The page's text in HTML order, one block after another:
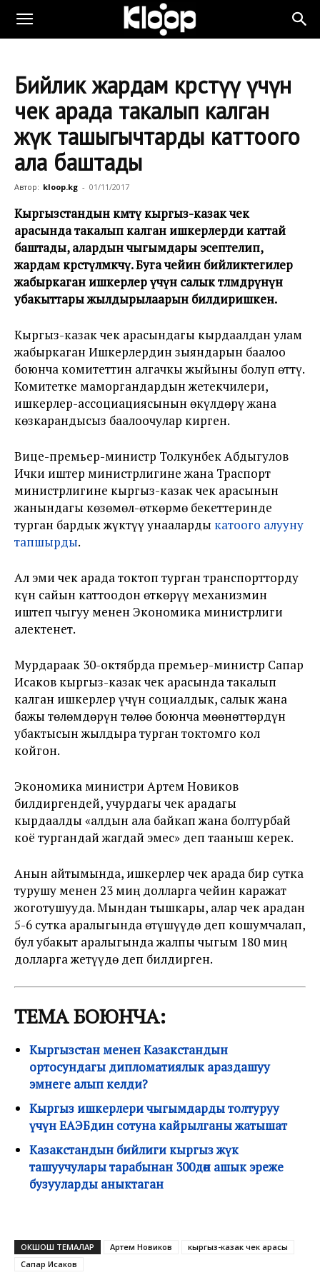
Бийлик жардам көрсөтүү үчүн
чек арада такалып калган
жүк ташыгычтарды каттоого
ала баштады
Автор: kloop.kg - 01/11/2017
Кыргызстандын өкмөтү кыргыз-казак чек
арасында такалып калган ишкерлерди каттай
баштады, алардын чыгымдары эсептелип,
жардам көрсөтүлмөкчү. Буга чейин бийликтегилер
жабыркаган ишкерлер үчүн салык төлөмдөрүнүн
убакыттары жылдырылаарын билдиришкен.
Кыргыз-казак чек арасындагы кырдаалдан улам
жабыркаган Ишкерлердин зыяндарын баалоо
боюнча комитеттин алгачкы жыйыны болуп өттү.
Комитетке маморгандардын жетекчилери,
ишкерлер-ассоциациясынын өкүлдөрү жана
көзкарандысыз баалоочулар кирген.
Вице-премьер-министр Толкунбек Абдыгулов
Ички иштер министрлигине жана Траспорт
министрлигине кыргыз-казак чек арасынын
жанындагы көзөмөл-өткөрмө бекеттеринде
турган бардык жүктүү унааларды катоого алууну
тапшырды.
Ал эми чек арада токтоп турган транспортторду
күн сайын каттоодон өткөрүү механизмин
иштеп чыгуу менен Экономика министрлиги
алектенет.
Мурдараак 30-октябрда премьер-министр Сапар
Исаков кыргыз-казак чек арасында такалып
калган ишкерлер үчүн социалдык, салык жана
бажы төлөмдөрүн төлөө боюнча мөөнөттөрдүн
убактысын жылдыра турган токтомго кол
койгон.
Экономика министри Артем Новиков
билдиргендей, учурдагы чек арадагы
кырдаалды «алдын ала байкап жана болтурбай
коё тургандай жагдай эмес» деп тааныш керек.
Анын айтымында, ишкерлер чек арада бир сутка
турушу менен 23 миң долларга чейин каражат
жоготушууда. Мындан тышкары, алар чек арадан
5-6 сутка аралыгында өтүшүүдө деп кошумчалап,
бул убакыт аралыгында жалпы чыгым 180 миң
долларга жетүүдө деп билдирген.
ТЕМА БОЮНЧА:
Кыргызстан менен Казакстандын
ортосундагы дипломатиялык араздашуу
эмнеге алып келди?
Кыргыз ишкерлери чыгымдарды толтуруу
үчүн ЕАЭБдин сотуна кайрылганы жатышат
Казакстандын бийлиги кыргыз жүк
ташуучулары тарабынан 300дөн ашык эреже
бузууларды аныктаган
ОКШОШ ТЕМАЛАР Артем Новиков
кыргыз-казак чек арасы
Сапар Исаков